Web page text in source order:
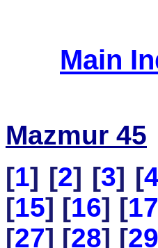
Main
Mazmur 45
[1] [2] [3] [
[15] [16] [17
[27] [28] [29